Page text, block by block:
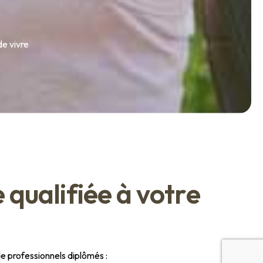
vivre
qualifiéeàvotre
professionnels diplômés :